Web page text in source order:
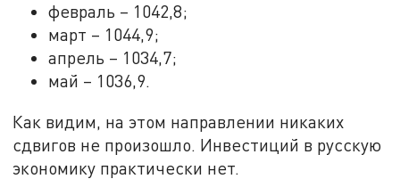
февраль – 1042,8;
март – 1044,9;
апрель – 1034,7;
май – 1036,9.
Как видим, на этом направлении никаких
сдвигов не произошло. Инвестиций в русскую
экономику практически нет.